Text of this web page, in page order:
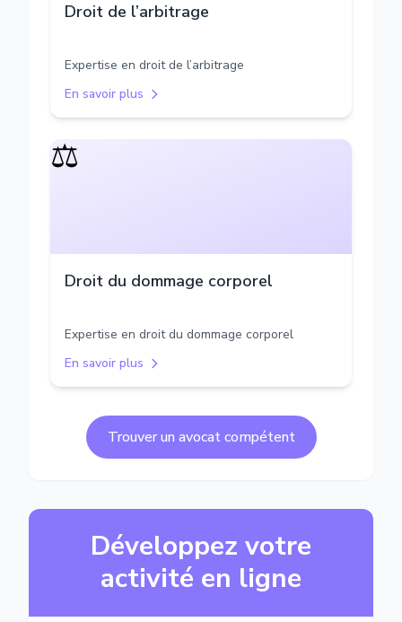
Droit de l’arbitrage
Expertise en droit de l’arbitrage
En savoir plus
⚖️
Droit du dommage corporel
Expertise en droit du dommage corporel
En savoir plus
Trouver un avocat compétent
Développez votre
activité en ligne